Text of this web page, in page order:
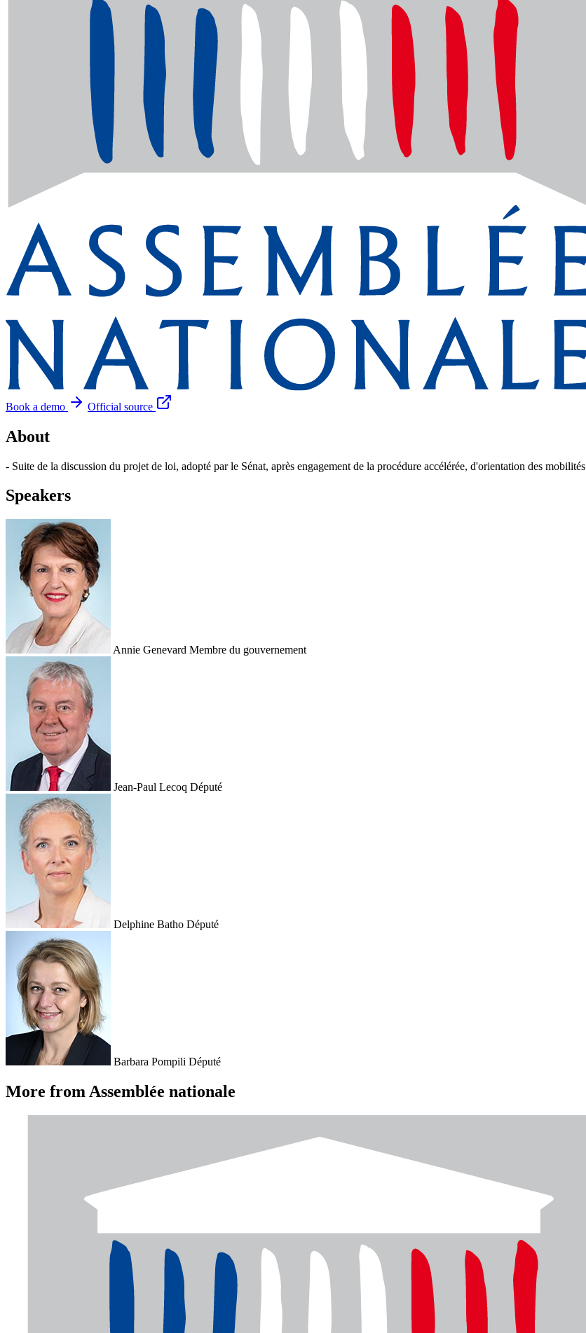
Book a demo
Official source
About
- Suite de la discussion du projet de loi, adopté par le Sénat, après engagement de la procédure accélérée, d'orientation des mobilités
Speakers
Annie Genevard Membre du gouvernement
Jean-Paul Lecoq Député
Delphine Batho Député
Barbara Pompili Député
More from Assemblée nationale